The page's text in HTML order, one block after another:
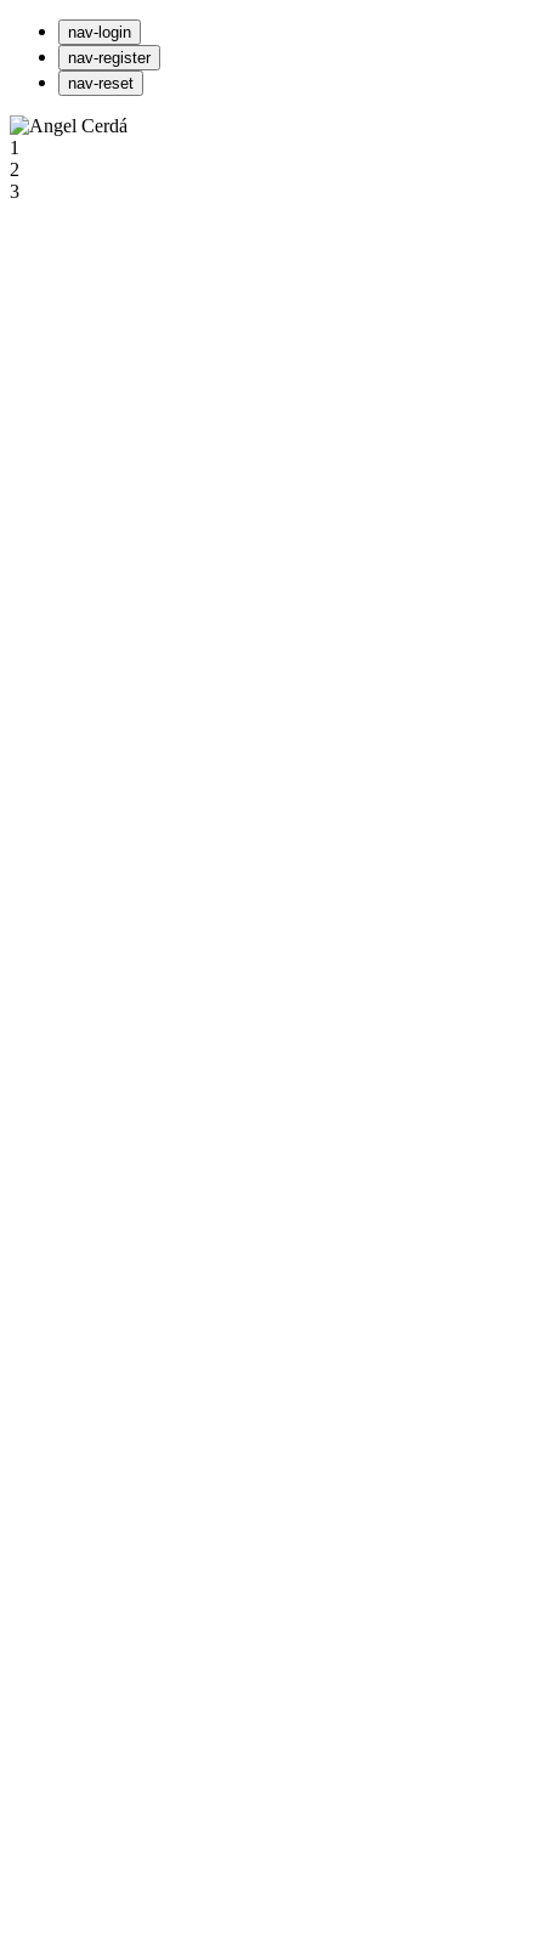
nav-login
nav-register
nav-reset
1
2
3